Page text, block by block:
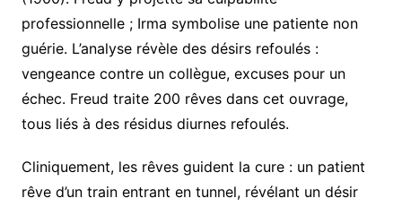
professionnelle ; Irma symbolise une patiente non
guérie. L’analyse révèle des désirs refoulés :
vengeance contre un collègue, excuses pour un
échec. Freud traite 200 rêves dans cet ouvrage,
tous liés à des résidus diurnes refoulés.
Cliniquement, les rêves guident la cure : un patient
rêve d’un train entrant en tunnel, révélant un désir